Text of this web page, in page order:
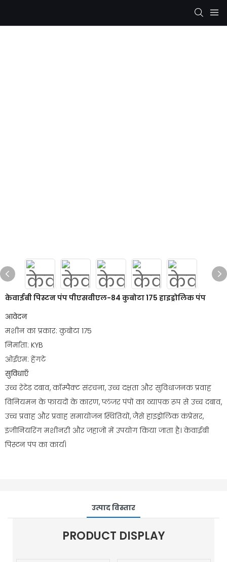
केवाईबी पिस्टन पंप पीएसवीएल-84 कुबोटा 175 हाइड्रोलिक पंप
आवेदन
मशीन का प्रकार: कुबोटा 175
निर्माता: KYB
ओईएम: हेंगटे
सुविधाएँ
उच्च रेटेड दबाव, कॉम्पैक्ट संरचना, उच्च दक्षता और सुविधाजनक प्रवाह
विनियमन के फायदों के कारण, प्लंजर पंपों का व्यापक रूप से उच्च दबाव,
उच्च प्रवाह और प्रवाह समायोजन स्थितियों, जैसे हाइड्रोलिक कंप्रेसर,
इंजीनियरिंग मशीनरी और जहाजों में उपयोग किया जाता है। केवाईबी
पिस्टन पंप का कार्य।
उत्पाद विस्तार
PRODUCT DISPLAY